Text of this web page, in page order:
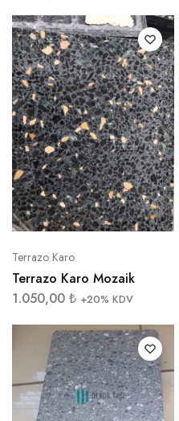
Terrazo Karo
Terrazo Karo Mozaik
1.050,00 ₺ +20% KDV